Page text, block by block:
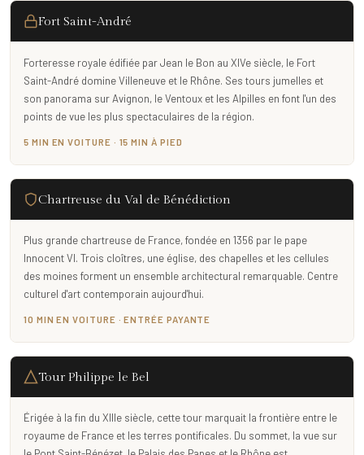
Fort Saint-André
Forteresse royale édifiée par Jean le Bon au XIVe siècle, le Fort
Saint-André domine Villeneuve et le Rhône. Ses tours jumelles et
son panorama sur Avignon, le Ventoux et les Alpilles en font l'un des
points de vue les plus spectaculaires de la région.
5 MIN EN VOITURE · 15 MIN À PIED
Chartreuse du Val de Bénédiction
Plus grande chartreuse de France, fondée en 1356 par le pape
Innocent VI. Trois cloîtres, une église, des chapelles et les cellules
des moines forment un ensemble architectural remarquable. Centre
culturel d'art contemporain aujourd'hui.
10 MIN EN VOITURE · ENTRÉE PAYANTE
Tour Philippe le Bel
Érigée à la fin du XIIIe siècle, cette tour marquait la frontière entre le
royaume de France et les terres pontificales. Du sommet, la vue sur